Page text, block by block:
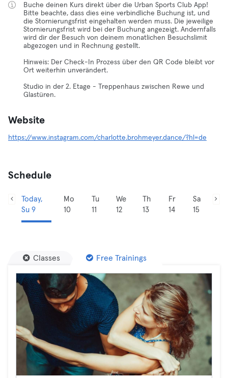
Buche deinen Kurs direkt über die Urban Sports Club App!
Bitte beachte, dass dies eine verbindliche Buchung ist, und
die Stornierungsfrist eingehalten werden muss. Die jeweilige
Stornierungsfrist wird bei der Buchung angezeigt. Andernfalls
wird dir der Besuch von deinem monatlichen Besuchslimit
abgezogen und in Rechnung gestellt.
Hinweis: Der Check-In Prozess über den QR Code bleibt vor
Ort weiterhin unverändert.
Studio in der 2. Etage - Treppenhaus zwischen Rewe und
Glastüren.
Website
https://www.instagram.com/charlotte.brohmeyer.dance/?hl=de
Schedule
Today,
Su 9
Mo
10
Tu
11
We
12
Th
13
Fr
14
Sa
15
Classes Free Trainings